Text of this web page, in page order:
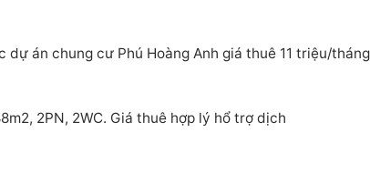
án chung cư Phú Hoàng Anh giá thuê 11 triệu/tháng
2PN, 2WC. Giá thuê hợp lý hổ trợ dịch